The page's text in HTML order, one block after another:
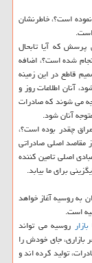
نموده است؟، خاطرنشان
پرسش كه آیا تابحال
شده است؟، اضافه
قاطع در این زمینه
آنان اطلاعات روز و
می شوند كه صادرات
آنان شود.
چقدر بوده است؟،
مقاصد اصلی صادراتی
اصلی تامین كننده
برای ما بیابد.
به روسیه آغاز خواهد
است.
بازار روسیه می تواند
بازاری، جای خودش را
تولید كرده اند و